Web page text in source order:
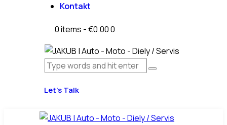
Kontakt
0 items -€0.000
Let’s Talk